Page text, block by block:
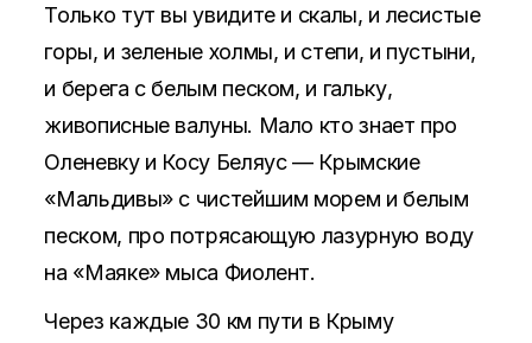
Только тут вы увидите и скалы, и лесистые
горы, и зеленые холмы, и степи, и пустыни,
и берега с белым песком, и гальку,
живописные валуны. Мало кто знает про
Оленевку и Косу Беляус — Крымские
«Мальдивы» с чистейшим морем и белым
песком, про потрясающую лазурную воду
на «Маяке» мыса Фиолент.
Через каждые 30 км пути в Крыму